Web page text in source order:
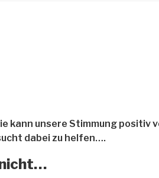
kann unsere Stimmung positiv
dabei zu helfen….